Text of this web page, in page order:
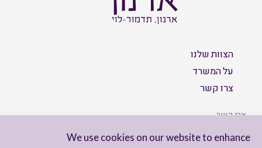
We use cookies on our website to enhance
הצוות שלנו
על המשרד
צרו קשר
צרו קשר